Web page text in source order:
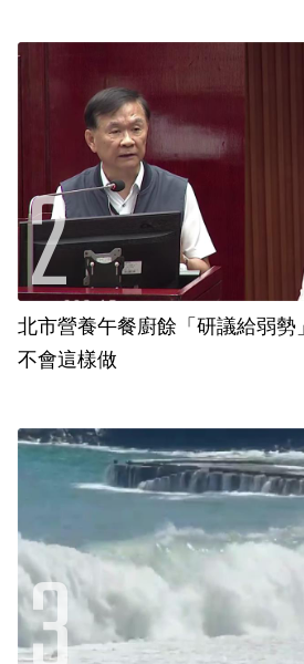
北市營養午餐廚餘「研議給弱勢
不會這樣做